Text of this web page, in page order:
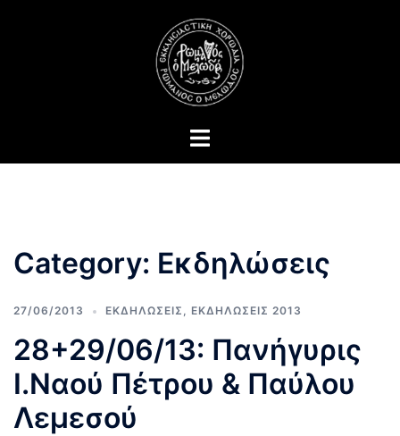
Toggle
Category: Εκδηλώσεις
27/06/2013 ΕΚΔΗΛΩΣΕΙΣ , ΕΚΔΗΛΩΣΕΙΣ 2013
28+29/06/13: Πανήγυρις
Ι.Ναού Πέτρου & Παύλου
Λεμεσού